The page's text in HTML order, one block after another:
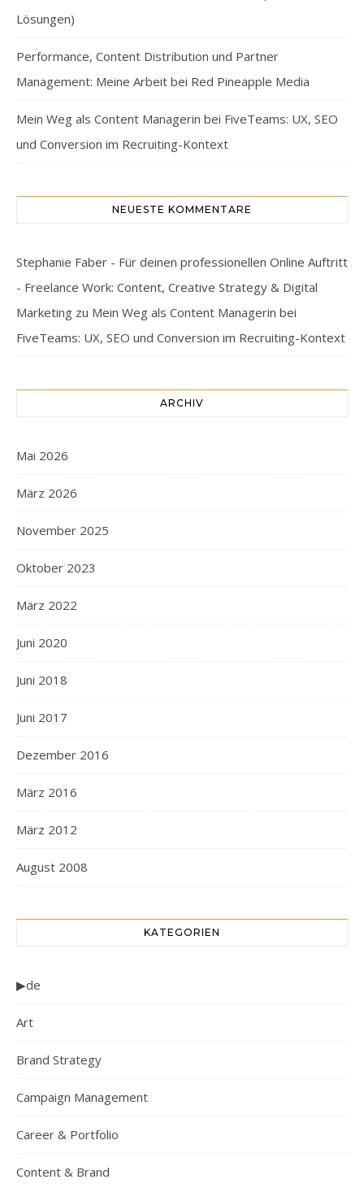
Lösungen)
Performance, Content Distribution und Partner
Management: Meine Arbeit bei Red Pineapple Media
Mein Weg als Content Managerin bei FiveTeams: UX, SEO
und Conversion im Recruiting-Kontext
NEUESTE KOMMENTARE
Stephanie Faber - Für deinen professionellen Online Auftritt
- Freelance Work: Content, Creative Strategy & Digital
Marketing zu Mein Weg als Content Managerin bei
FiveTeams: UX, SEO und Conversion im Recruiting-Kontext
ARCHIV
Mai 2026
März 2026
November 2025
Oktober 2023
März 2022
Juni 2020
Juni 2018
Juni 2017
Dezember 2016
März 2016
März 2012
August 2008
KATEGORIEN
▶de
Art
Brand Strategy
Campaign Management
Career & Portfolio
Content & Brand